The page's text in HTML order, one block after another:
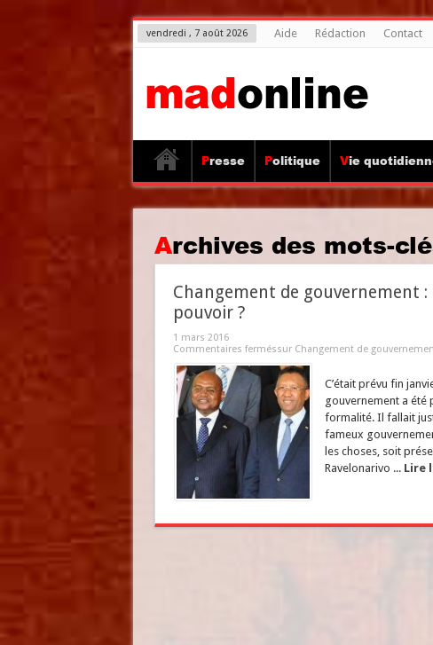
vendredi , 7 août 2026 Aide Rédaction Contact
Presse Politique Vie
Archives des mots-
Changement de gouvernement
pouvoir ?
1 mars 2016
Commentaires ferméssur Changement de
C’était prévu fin
gouvernement a été
formalité. Il fallait
fameux
les choses, soit
Ravelonarivo ... Lire